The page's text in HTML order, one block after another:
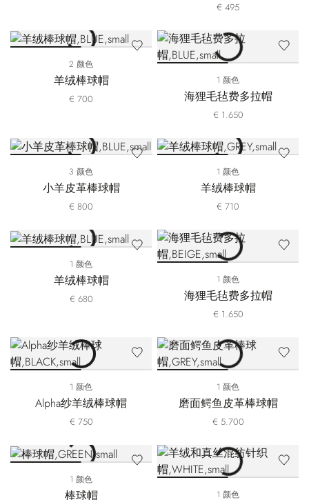
€ 495
2 颜色
羊绒棒球帽
€ 700
1 颜色
海狸毛毡费多拉帽
€ 1.650
3 颜色
小羊皮革棒球帽
€ 800
1 颜色
羊绒棒球帽
€ 710
1 颜色
羊绒棒球帽
€ 680
1 颜色
海狸毛毡费多拉帽
€ 1.650
1 颜色
Alpha纱羊绒棒球帽
€ 750
1 颜色
磨面鳄鱼皮革棒球帽
€ 5.700
1 颜色
棒球帽 1 颜色